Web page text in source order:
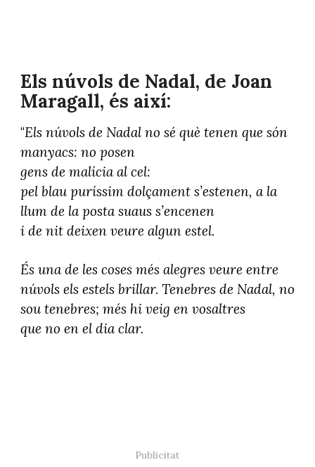
Els núvols de Nadal, de Joan
Maragall, és així:
"Els núvols de Nadal no sé què tenen que són
manyacs: no posen
gens de malícia al cel:
pel blau puríssim dolçament s’estenen, a la
llum de la posta suaus s’encenen
i de nit deixen veure algun estel.
És una de les coses més alegres veure entre
núvols els estels brillar. Tenebres de Nadal, no
sou tenebres; més hi veig en vosaltres
que no en el dia clar.